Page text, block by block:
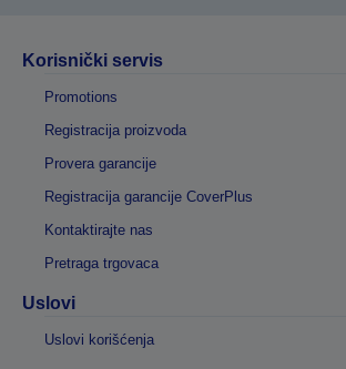
Korisnički servis
Promotions
Registracija proizvoda
Provera garancije
Registracija garancije CoverPlus
Kontaktirajte nas
Pretraga trgovaca
Uslovi
Uslovi korišćenja